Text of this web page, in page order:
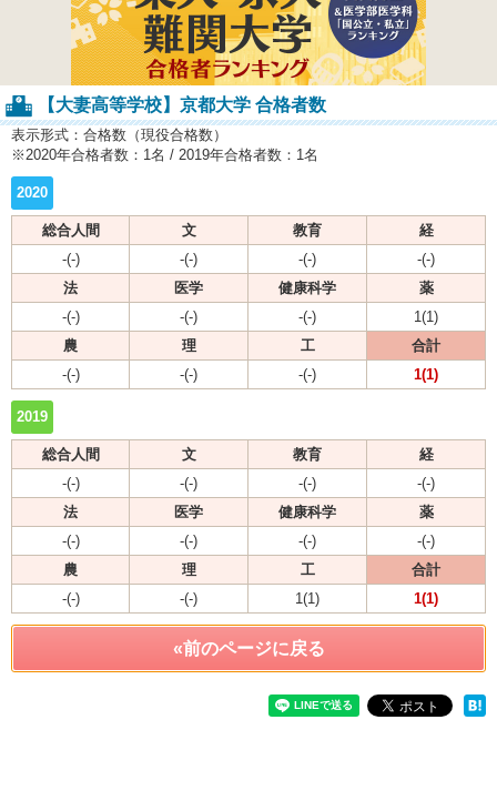
【大妻高等学校】京都大学 合格者数
表示形式：合格数（現役合格数）
※2020年合格者数：1名 / 2019年合格者数：1名
2020
総合人間 文 教育
経
-(-)
-(-) -(-)
-(-)
法
医学 健康科学
薬
-(-)
-(-) -(-)
1(1)
農
理 工
合計
-(-)
-(-) -(-) 1(1)
2019
総合人間 文 教育
経
-(-)
-(-) -(-)
-(-)
法
医学 健康科学
薬
-(-)
-(-) -(-)
-(-)
農
理 工
合計
-(-)
-(-) 1(1) 1(1)
«前のページに戻る